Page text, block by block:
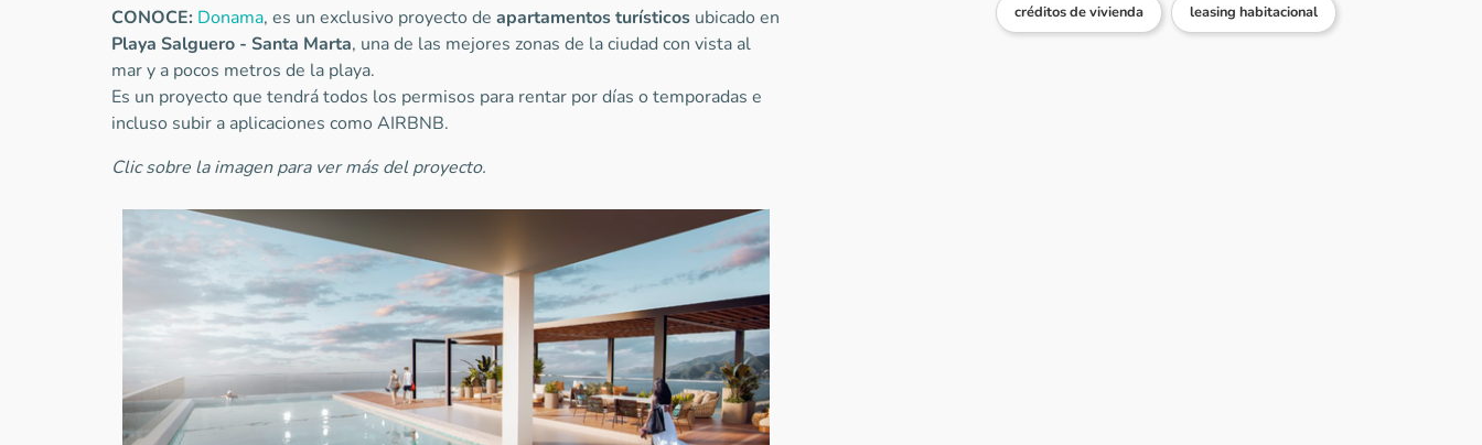
CONOCE: Donama, es un exclusivo proyecto de apartamentos turísticosubicado en
Playa Salguero - Santa Marta, una de las mejores zonas de la ciudad con vista al
mar y a pocos metros de la playa.
Es un proyecto que tendrá todos los permisos para rentar por días o temporadas e
incluso subir a aplicaciones como AIRBNB.
Clic sobre la imagen para ver más del proyecto.
créditos de vivienda leasing habitacional